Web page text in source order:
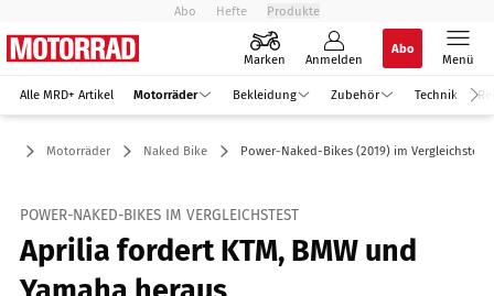
Abo Hefte Produkte
Marken Anmelden
Abo
Menü
Alle MRD+ Artikel Motorräder Bekleidung Zubehör Technik
Motorräder Naked Bike Power-Naked-Bikes (2019) im Vergleichstest
POWER-NAKED-BIKES IM VERGLEICHSTEST
Aprilia fordert KTM, BMW und